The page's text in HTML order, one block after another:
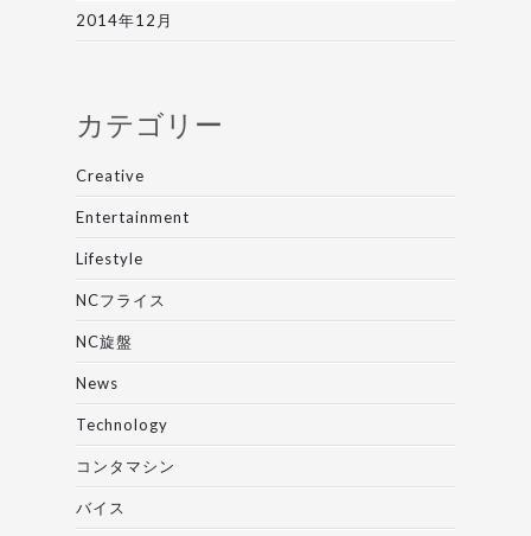
2014年12月
カテゴリー
Creative
Entertainment
Lifestyle
NCフライス
NC旋盤
News
Technology
コンタマシン
バイス